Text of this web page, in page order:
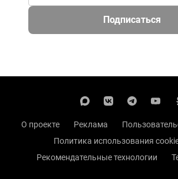
Подписаться
О проекте Реклама
Политика использования
Рекомендательные технологии